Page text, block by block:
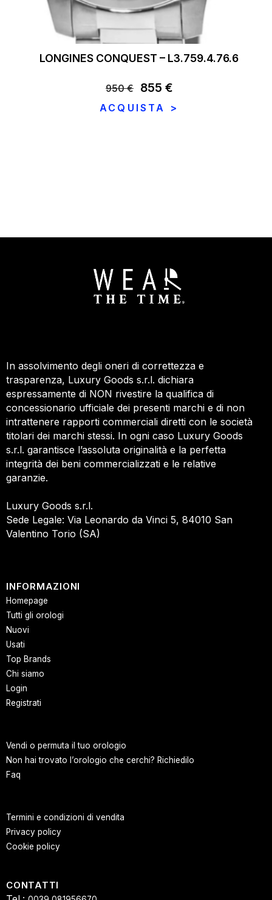
LONGINES CONQUEST – L3.759.4.76.6
950€
Il
prezzo
855 €
ACQUISTA >
In assolvimento degli oneri di correttezza e
trasparenza, Luxury Goods s.r.l. dichiara
espressamente di NON rivestire la qualifica di
concessionario ufficiale dei presenti marchi e di non
intrattenere rapporti commerciali diretti con le società
titolari dei marchi stessi. In ogni caso Luxury Goods
s.r.l. garantisce l’assoluta originalità e la perfetta
integrità dei beni commercializzati e le relative
garanzie.
Luxury Goods s.r.l.
Sede Legale: Via Leonardo da Vinci 5, 84010 San
Valentino Torio (SA)
INFORMAZIONI
Homepage
Tutti gli orologi
Nuovi
Usati
Top Brands
Chi siamo
Login
Registrati
Vendi o permuta il tuo orologio
Non hai trovato l’orologio che cerchi? Richiedilo
Faq
Termini e condizioni di vendita
Privacy policy
Cookie policy
CONTATTI